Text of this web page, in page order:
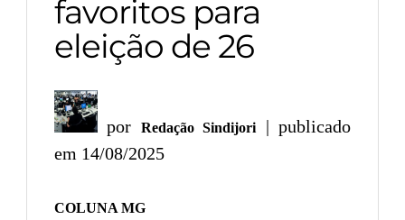
favoritos para
eleição de 26
por Redação Sindijori
| publicado
em 14/08/2025
COLUNA MG